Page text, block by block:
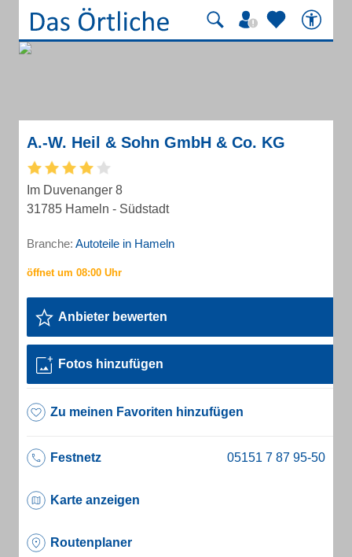
A.-W. Heil & Sohn GmbH & Co. KG
Im Duvenanger 8
31785 Hameln - Südstadt
Branche: Autoteile in Hameln
Anbieter bewerten
Fotos hinzufügen
Zu meinen Favoriten hinzufügen
Festnetz
Karte anzeigen
Routenplaner